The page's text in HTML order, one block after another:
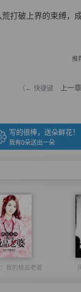
破上界的束缚，
推
（← 快捷键 上一章
写的很棒，送朵鲜花！
我有0朵送出一朵
我的极品老婆